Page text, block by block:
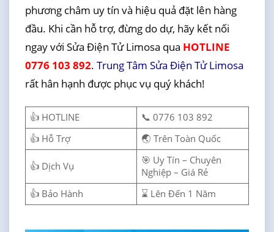
phương châm uy tín và hiệu quả đặt lên hàng
đầu. Khi cần hỗ trợ, đừng do dự, hãy kết nối
ngay với Sửa Điện Tử Limosa qua HOTLINE
0776 103 892. Trung Tâm Sửa Điện Tử Limosa
rất hân hạnh được phục vụ quý khách!
👍 HOTLINE
📞 0776 103 892
👍 Hỗ Trợ
🌏 Trên Toàn Quốc
👍 Dịch Vụ
🎯 Uy Tín – Chuyên
Nghiệp – Giá Rẻ
👍 Bảo Hành
⌛ Lên Đến 1 Năm